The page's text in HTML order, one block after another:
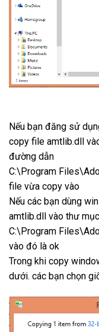
Nếu bạn đăng sử
copy file amtlib.dll
đường dẫn
C:\Program
file vừa copy vào
Nếu các bạn dùng
amtlib.dll vào thư mục
C:\Program
vào đó là ok
Trong khi copy
dưới. các bạn chọn